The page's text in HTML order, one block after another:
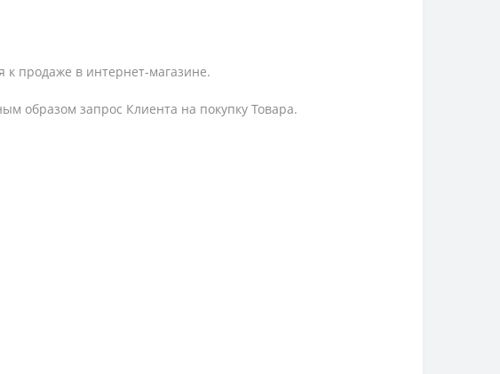
к продаже в интернет-магазине.
образом запрос Клиента на покупку Товара.